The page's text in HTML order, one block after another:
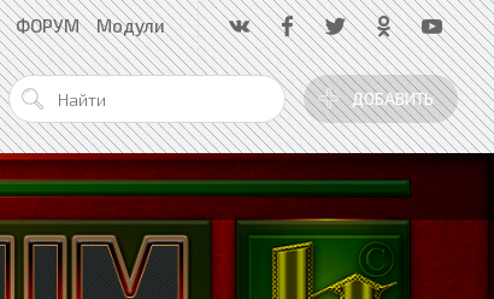
ФОРУМ Модули
ДОБАВИТЬ